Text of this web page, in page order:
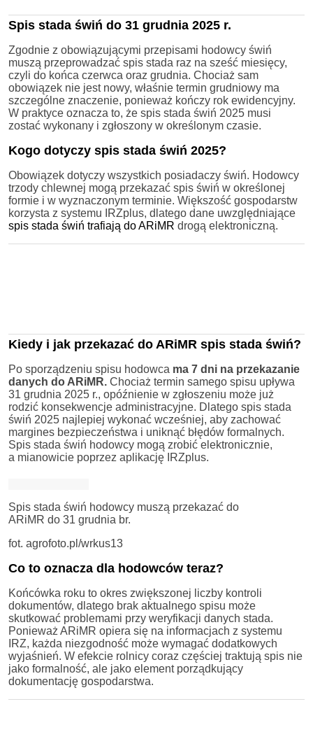
Spis stada świń do 31 grudnia 2025 r.
Zgodnie z obowiązującymi przepisami hodowcy świń
muszą przeprowadzać spis stada raz na sześć miesięcy,
czyli do końca czerwca oraz grudnia. Chociaż sam
obowiązek nie jest nowy, właśnie termin grudniowy ma
szczególne znaczenie, ponieważ kończy rok ewidencyjny.
W praktyce oznacza to, że spis stada świń 2025 musi
zostać wykonany i zgłoszony w określonym czasie.
Kogo dotyczy spis stada świń 2025?
Obowiązek dotyczy wszystkich posiadaczy świń. Hodowcy
trzody chlewnej mogą przekazać spis świń w określonej
formie i w wyznaczonym terminie. Większość gospodarstw
korzysta z systemu IRZplus, dlatego dane uwzględniające
spis stada świń trafiają do ARiMR drogą elektroniczną.
Kiedy i jak przekazać do ARiMR spis stada świń?
Po sporządzeniu spisu hodowca ma 7 dni na przekazanie
danych do ARiMR. Chociaż termin samego spisu upływa
31 grudnia 2025 r., opóźnienie w zgłoszeniu może już
rodzić konsekwencje administracyjne. Dlatego spis stada
świń 2025 najlepiej wykonać wcześniej, aby zachować
margines bezpieczeństwa i uniknąć błędów formalnych.
Spis stada świń hodowcy mogą zrobić elektronicznie,
a mianowicie poprzez aplikację IRZplus.
Spis stada świń hodowcy muszą przekazać do
ARiMR do 31 grudnia br.
fot. agrofoto.pl/wrkus13
Co to oznacza dla hodowców teraz?
Końcówka roku to okres zwiększonej liczby kontroli
dokumentów, dlatego brak aktualnego spisu może
skutkować problemami przy weryfikacji danych stada.
Ponieważ ARiMR opiera się na informacjach z systemu
IRZ, każda niezgodność może wymagać dodatkowych
wyjaśnień. W efekcie rolnicy coraz częściej traktują spis nie
jako formalność, ale jako element porządkujący
dokumentację gospodarstwa.